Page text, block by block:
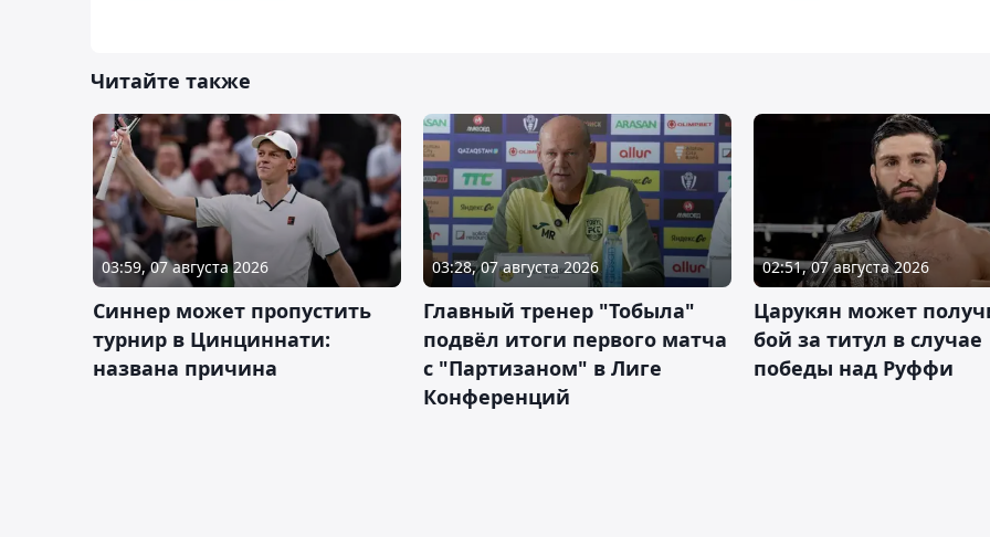
Читайте также
03:59, 07 августа 2026
Синнер может пропустить
турнир в Цинциннати:
названа причина
03:28, 07 августа 2026
Главный тренер "Тобыла"
подвёл итоги первого матча
с "Партизаном" в Лиге
Конференций
02:51, 07 августа 2026
Царукян может
бой за титул в случае
победы над Руффи